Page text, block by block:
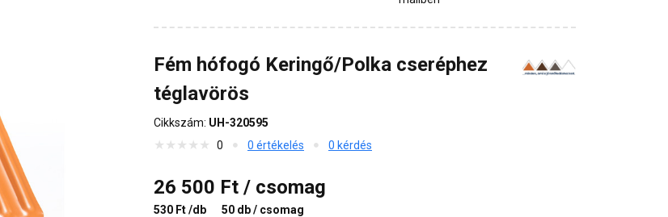
Fém hófogó Keringő/Polka cseréphez
téglavörös
Cikkszám: UH-320595
0
0 értékelés 0 kérdés
26 500 Ft / csomag
530 Ft /db
50 db / csomag